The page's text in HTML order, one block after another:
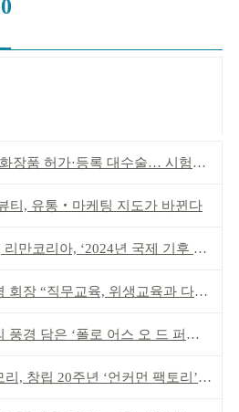
품 허가·등록 대수술… 시험자료 공용 허용
티, 유통‧마케팅 지도가 바뀐다
만코리아, ‘2024년 국제 기후 포럼’ 참석
회장 “직무교육, 위생교육과 다르다”
경 담은 ‘폴로 어스 오 드 퍼퓸’ 4종 출시
, 창립 20주년 ‘언커먼 팩토리’ 팝업 성료